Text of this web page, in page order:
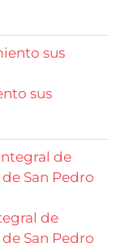
sus
de
San Pedro